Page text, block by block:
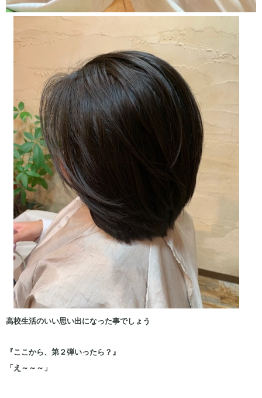
高校生活のいい思い出になった事でしょう
『ここから、第２弾いったら？』
「え～～～」